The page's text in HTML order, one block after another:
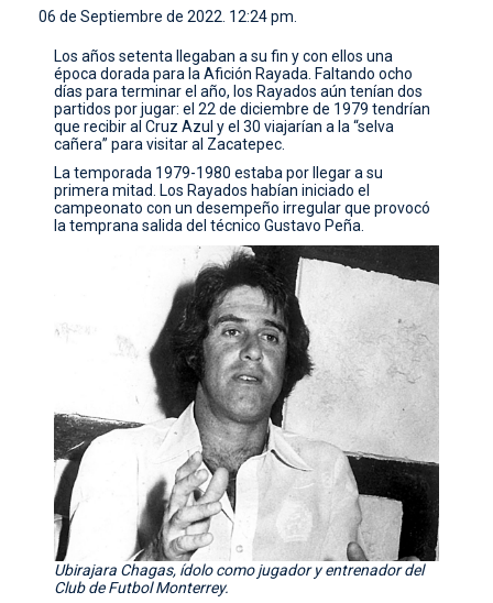
06 de Septiembre de 2022. 12:24 pm.
Los años setenta llegaban a su fin y con ellos una
época dorada para la Afición Rayada. Faltando ocho
días para terminar el año, los Rayados aún tenían dos
partidos por jugar: el 22 de diciembre de 1979 tendrían
que recibir al Cruz Azul y el 30 viajarían a la “selva
cañera” para visitar al Zacatepec.
La temporada 1979-1980 estaba por llegar a su
primera mitad. Los Rayados habían iniciado el
campeonato con un desempeño irregular que provocó
la temprana salida del técnico Gustavo Peña.
Ubirajara Chagas, ídolo como jugador y entrenador del
Club de Futbol Monterrey.